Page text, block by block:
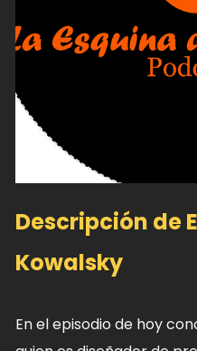
Descripción de
Kowalsky
En el episodio de hoy